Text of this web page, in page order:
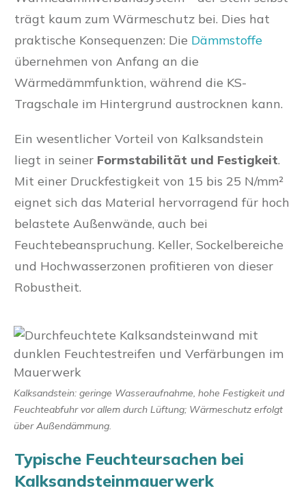
trägt kaum zum Wärmeschutz bei. Dies hat
praktische Konsequenzen: Die Dämmstoffe
übernehmen von Anfang an die
Wärmedämmfunktion, während die KS-
Tragschale im Hintergrund austrocknen kann.
Ein wesentlicher Vorteil von Kalksandstein
liegt in seiner Formstabilität und Festigkeit.
Mit einer Druckfestigkeit von 15 bis 25 N/mm²
eignet sich das Material hervorragend für hoch
belastete Außenwände, auch bei
Feuchtebeanspruchung. Keller, Sockelbereiche
und Hochwasserzonen profitieren von dieser
Robustheit.
Kalksandstein: geringe Wasseraufnahme, hohe Festigkeit und
Feuchteabfuhr vor allem durch Lüftung; Wärmeschutz erfolgt
über Außendämmung.
Typische Feuchteursachen bei
Kalksandsteinmauerwerk